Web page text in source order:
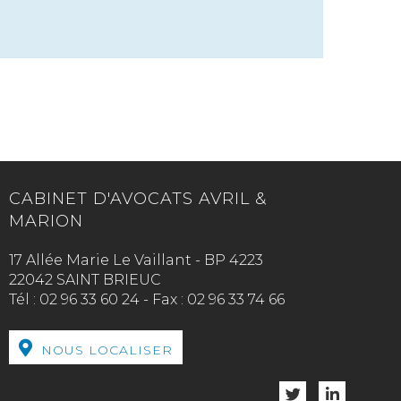
CABINET D'AVOCATS AVRIL &
MARION
17 Allée Marie Le Vaillant - BP 4223
22042 SAINT BRIEUC
Tél : 02 96 33 60 24 - Fax : 02 96 33 74 66
NOUS LOCALISER